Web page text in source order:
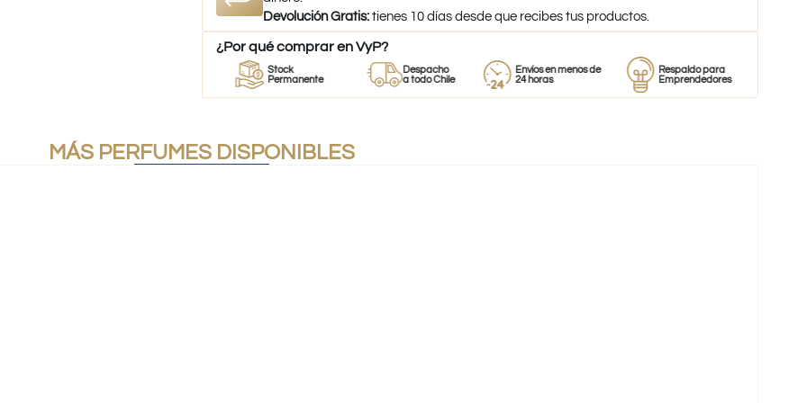
Devolución Gratis: tienes 10 días desde que recibes tus productos.
¿Por qué comprar en VyP?
Stock
Permanente
Despacho
a todo Chile
Envíos en menos de
24 horas
Respaldo para
Emprendedores
MÁS PERFUMES DISPONIBLES